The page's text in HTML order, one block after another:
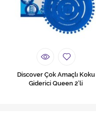
Discover Çok Amaçlı Koku
Giderici Queen 2’li